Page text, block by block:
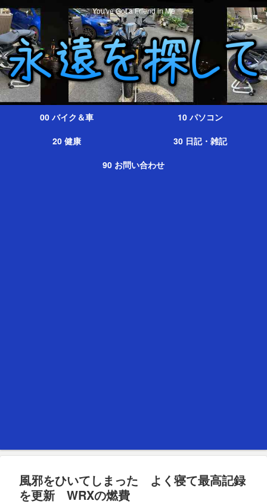
You've Got a Friend in Me
00 バイク＆車
10 パソコン
20 健康
30 日記・雑記
90 お問い合わせ
風邪をひいてしまった よく寝て最高記録
を更新 WRXの燃費